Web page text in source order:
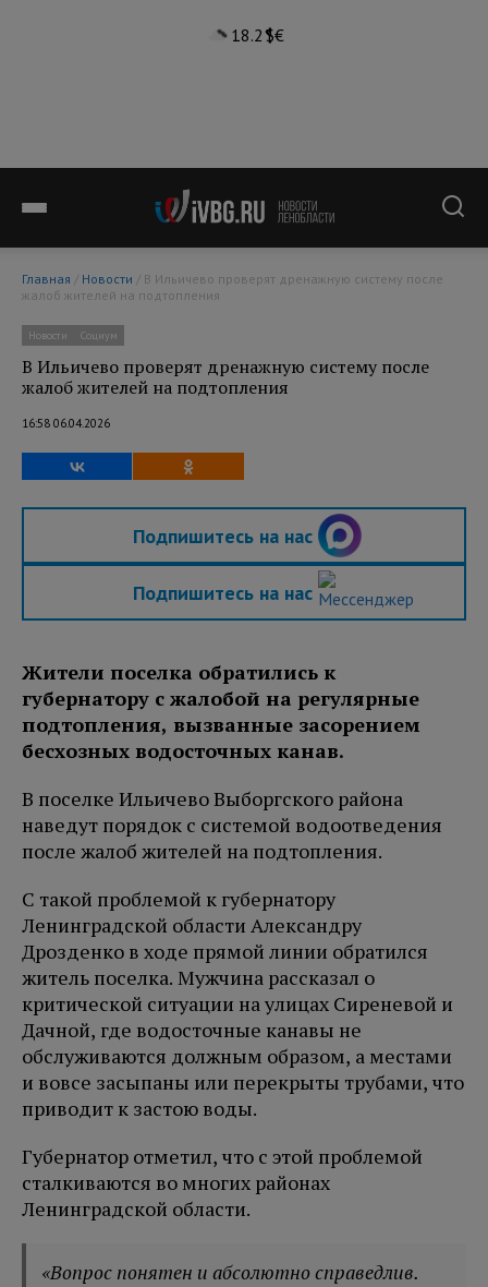
18.2°$€
Главная / Новости
жалоб жителей на подтопления
Новости Социум
В Ильичево проверят дренажную систему после
жалоб жителей на подтопления
16:58 06.04.2026
Подпишитесь на нас
Подпишитесь на нас
Жители поселка обратились к
губернатору с жалобой на регулярные
подтопления, вызванные засорением
бесхозных водосточных канав.
В поселке Ильичево Выборгского района
наведут порядок с системой водоотведения
после жалоб жителей на подтопления.
С такой проблемой к губернатору
Ленинградской области Александру
Дрозденко в ходе прямой линии обратился
житель поселка. Мужчина рассказал о
критической ситуации на улицах Сиреневой и
Дачной, где водосточные канавы не
обслуживаются должным образом, а местами
и вовсе засыпаны или перекрыты трубами, что
приводит к застою воды.
Губернатор отметил, что с этой проблемой
сталкиваются во многих районах
Ленинградской области.
«Вопрос понятен и абсолютно справедлив.